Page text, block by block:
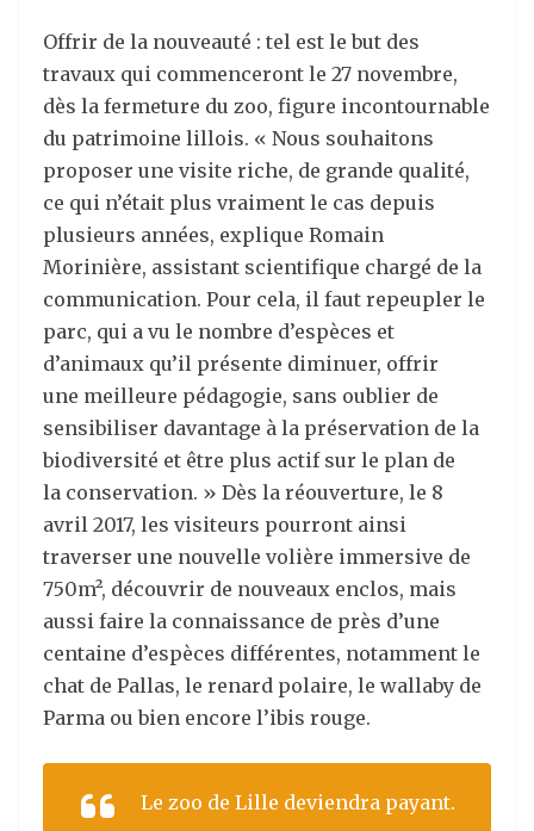
Offrir de la nouveauté : tel est le but des
travaux qui commenceront le 27 novembre,
dès la fermeture du zoo, figure incontournable
du patrimoine lillois. « Nous souhaitons
proposer une visite riche, de grande qualité,
ce qui n’était plus vraiment le cas depuis
plusieurs années, explique Romain
Morinière, assistant scientifique chargé de la
communication. Pour cela, il faut repeupler le
parc, qui a vu le nombre d’espèces et
d’animaux qu’il présente diminuer, offrir
une meilleure pédagogie, sans oublier de
sensibiliser davantage à la préservation de la
biodiversité et être plus actif sur le plan de
la conservation. » Dès la réouverture, le 8
avril 2017, les visiteurs pourront ainsi
traverser une nouvelle volière immersive de
750m², découvrir de nouveaux enclos, mais
aussi faire la connaissance de près d’une
centaine d’espèces différentes, notamment le
chat de Pallas, le renard polaire, le wallaby de
Parma ou bien encore l’ibis rouge.
Le zoo de Lille deviendra payant.